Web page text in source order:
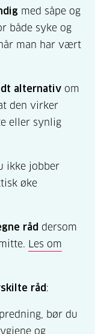
med såpe og
både syke og
man har vært
alternativ om
den virker
eller synlig
ikke jobber
øke
råd dersom
Les om
råd:
bør du
og